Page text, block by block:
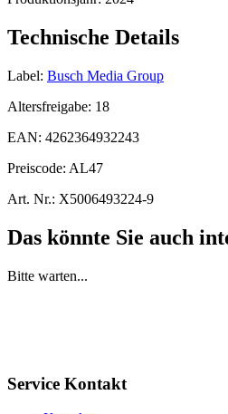
Technische Details
Label: Busch Media Group
Altersfreigabe: 18
EAN: 4262364932243
Preiscode: AL47
Art. Nr.: X5006493224-9
Das könnte Sie auch
Bitte warten...
Service Kontakt